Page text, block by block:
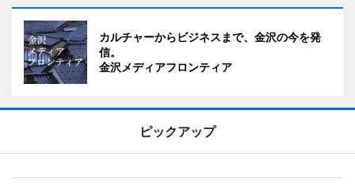
カルチャーからビジネスまで、金沢の今を発
信。
金沢メディアフロンティア
ピックアップ